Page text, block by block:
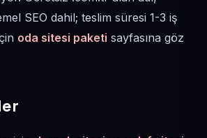
SEO dahil; teslim süresi 1-3 iş
oda sitesi paketi sayfasına göz